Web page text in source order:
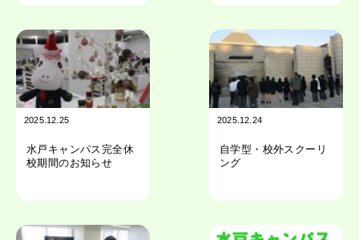
2025.12.25
水戸キャンパス完全休
校期間のお知らせ
2025.12.24
自学型・校外スクーリ
ング